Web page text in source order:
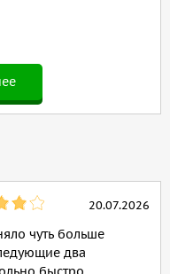
20.07.2026
чуть больше
два